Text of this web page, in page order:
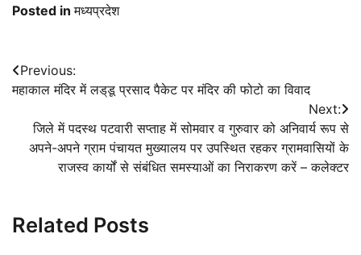
Posted inमध्यप्रदेश
Post
navigation
Previous:
महाकाल मंदिर में लड्‌डू प्रसाद पैकेट पर मंदिर की फोटो का विवाद
Next:
जिले में पदस्थ पटवारी सप्ताह में सोमवार व गुरुवार को अनिवार्य रूप से
अपने-अपने ग्राम पंचायत मुख्यालय पर उपस्थित रहकर ग्रामवासियों के
राजस्व कार्यों से संबंधित समस्याओं का निराकरण करें – कलेक्टर
Related Posts